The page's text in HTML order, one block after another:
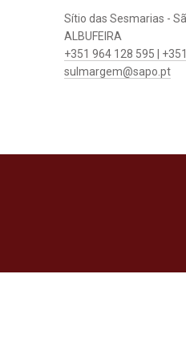
Sítio das Sesmarias -
ALBUFEIRA
+351 964 128 595 |
sulmargem@sapo.pt